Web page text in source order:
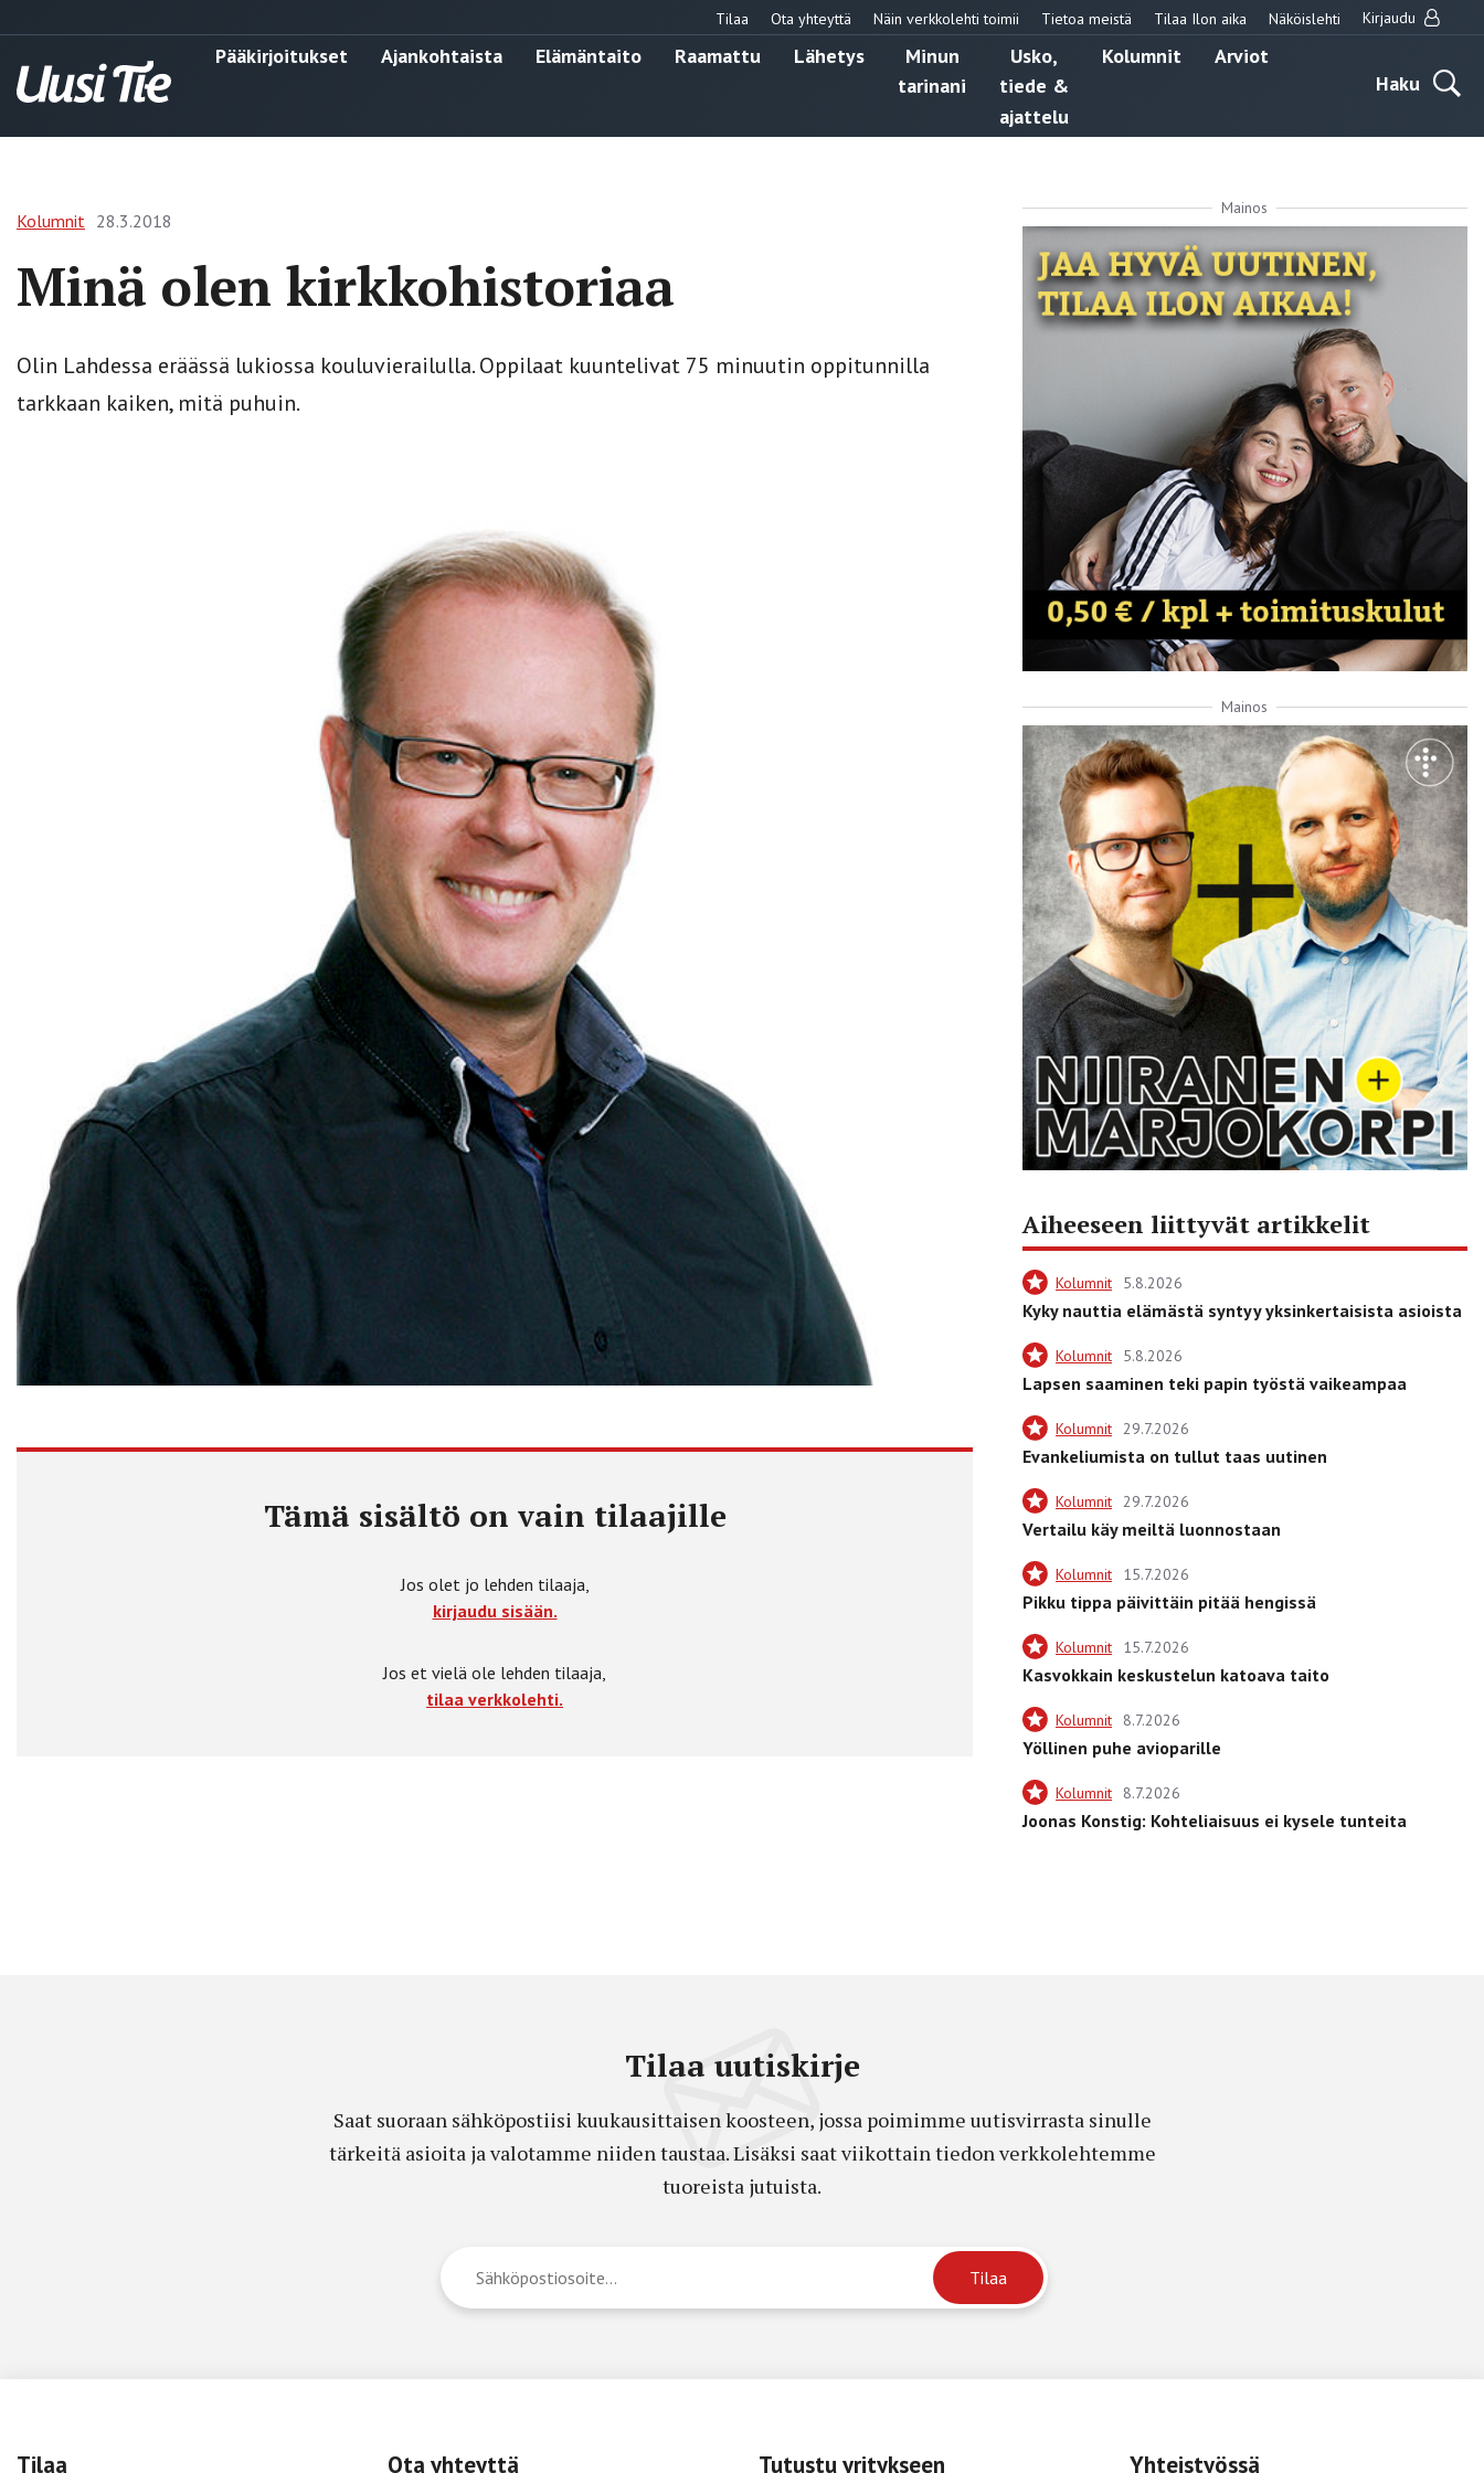
Tilaa Ota yhteyttä Näin verkkolehti toimii Tietoa meistä Tilaa Ilon aika Näköislehti Kirjaudu
Pääkirjoitukset Ajankohtaista Elämäntaito Raamattu Lähetys
Minun
tarinani
Usko,
tiede &
ajattelu
Kolumnit
Arviot
Haku
Kolumnit 28.3.2018
Minä olen kirkkohistoriaa
Olin Lahdessa eräässä lukiossa kouluvierailulla. Oppilaat kuuntelivat 75 minuutin oppitunnilla
tarkkaan kaiken, mitä puhuin.
Tämä sisältö on vain tilaajille
Jos olet jo lehden tilaaja,
kirjaudu sisään.
Jos et vielä ole lehden tilaaja,
tilaa verkkolehti.
Mainos
Mainos
Aiheeseen liittyvät artikkelit
Kolumnit 5.8.2026
Kyky nauttia elämästä syntyy yksinkertaisista asioista
Kolumnit 5.8.2026
Lapsen saaminen teki papin työstä vaikeampaa
Kolumnit 29.7.2026
Evankeliumista on tullut taas uutinen
Kolumnit 29.7.2026
Vertailu käy meiltä luonnostaan
Kolumnit 15.7.2026
Pikku tippa päivittäin pitää hengissä
Kolumnit 15.7.2026
Kasvokkain keskustelun katoava taito
Kolumnit 8.7.2026
Yöllinen puhe avioparille
Kolumnit 8.7.2026
Joonas Konstig: Kohteliaisuus ei kysele tunteita
Tilaa uutiskirje
Saat suoraan sähköpostiisi kuukausittaisen koosteen, jossa poimimme uutisvirrasta sinulle
tärkeitä asioita ja valotamme niiden taustaa. Lisäksi saat viikottain tiedon verkkolehtemme
tuoreista jutuista.
Tilaa Ota yhteyttä Tutustu yritykseen Yhteistyössä